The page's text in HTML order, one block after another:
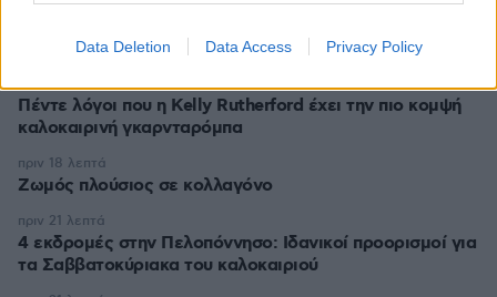
Data Deletion Data Access Privacy Policy
είμαστε στην παραλία με τον σκύλο μας
πριν 18 λεπτά
Πέντε λόγοι που η Kelly Rutherford έχει την πιο κομψή
καλοκαιρινή γκαρνταρόμπα
πριν 18 λεπτά
Ζωμός πλούσιος σε κολλαγόνο
πριν 18 λεπτά
4 εκδρομές στην Πελοπόννησο: Ιδανικοί προορισμοί για
τα Σαββατοκύριακα του καλοκαιριού
πριν 21 λεπτά